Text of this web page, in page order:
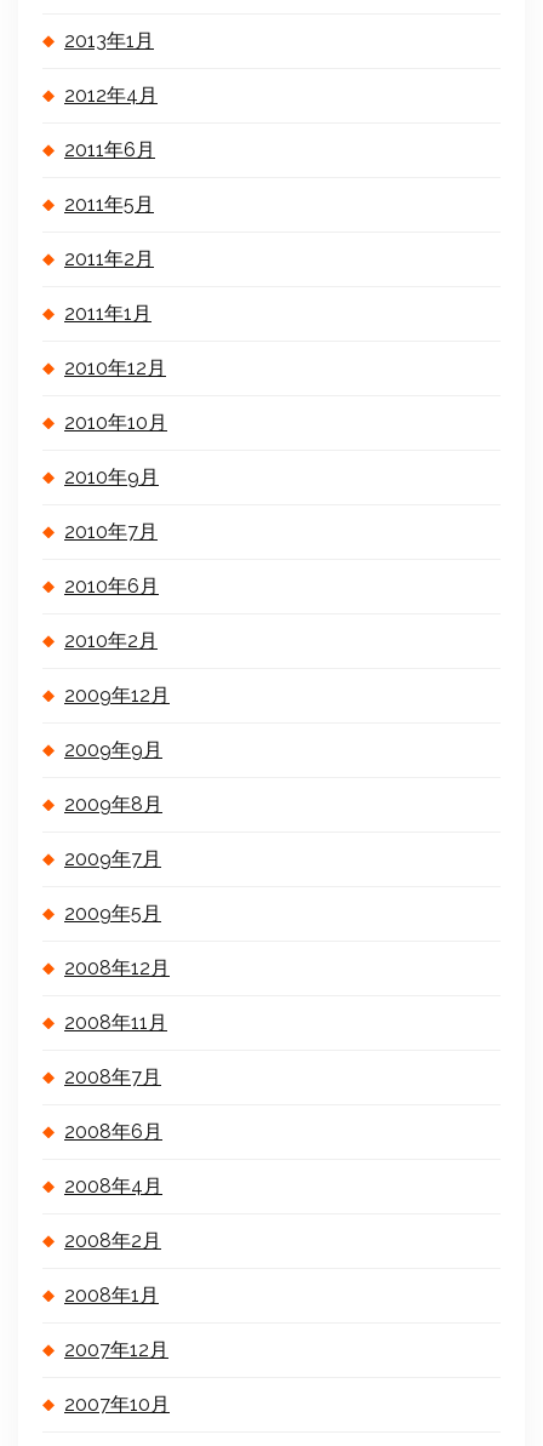
2013年1月
2012年4月
2011年6月
2011年5月
2011年2月
2011年1月
2010年12月
2010年10月
2010年9月
2010年7月
2010年6月
2010年2月
2009年12月
2009年9月
2009年8月
2009年7月
2009年5月
2008年12月
2008年11月
2008年7月
2008年6月
2008年4月
2008年2月
2008年1月
2007年12月
2007年10月